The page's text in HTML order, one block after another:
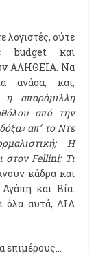
λογιστές, ούτε
budget και
ΑΛΗΘΕΙΑ. Να
ανάσα, και,
η απαράμιλλη
από την
απ’ το Ντε
Η
στον Fellini; Τι
κάδρα και
και Βία.
όλα αυτά, ΔΙΑ
επιμέρους…